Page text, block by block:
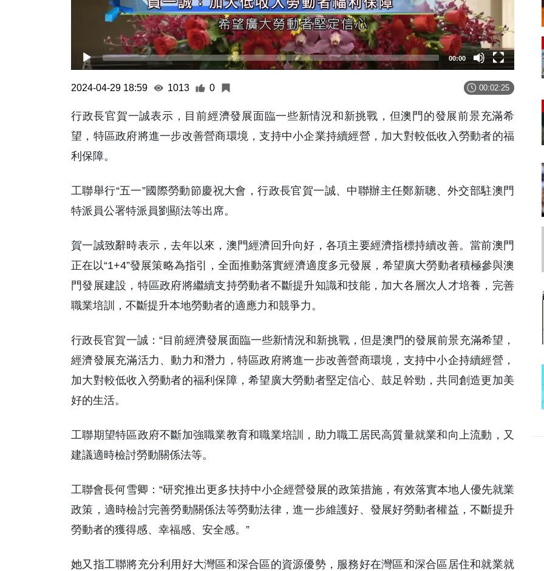
00:00
2024-04-29 18:59 1013 0 00:02:25
行政長官賀一誠表示，目前經濟發展面臨一些新情況和新挑戰，但澳門的發展前景充滿希
望，特區政府將進一步改善營商環境，支持中小企業持續經營，加大對較低收入勞動者的福
利保障。
工聯舉行“五一”國際勞動節慶祝大會，行政長官賀一誠、中聯辦主任鄭新聰、外交部駐澳門
特派員公署特派員劉顯法等出席。
賀一誠致辭時表示，去年以來，澳門經濟回升向好，各項主要經濟指標持續改善。當前澳門
正在以“1+4”發展策略為指引，全面推動落實經濟適度多元發展，希望廣大勞動者積極參與澳
門發展建設，特區政府將繼續支持勞動者不斷提升知識和技能，加大各層次人才培養，完善
職業培訓，不斷提升本地勞動者的適應力和競爭力。
行政長官賀一誠：“目前經濟發展面臨一些新情況和新挑戰，但是澳門的發展前景充滿希望，
經濟發展充滿活力、動力和潛力，特區政府將進一步改善營商環境，支持中小企持續經營，
加大對較低收入勞動者的福利保障，希望廣大勞動者堅定信心、鼓足幹勁，共同創造更加美
好的生活。
工聯期望特區政府不斷加強職業教育和職業培訓，助力職工居民高質量就業和向上流動，又
建議適時檢討勞動關係法等。
工聯會長何雪卿：“研究推出更多扶持中小企經營發展的政策措施，有效落實本地人優先就業
政策，適時檢討完善勞動關係法等勞動法律，進一步維護好、發展好勞動者權益，不斷提升
勞動者的獲得感、幸福感、安全感。”
她又指工聯將充分利用好大灣區和深合區的資源優勢，服務好在灣區和深合區居住和就業就